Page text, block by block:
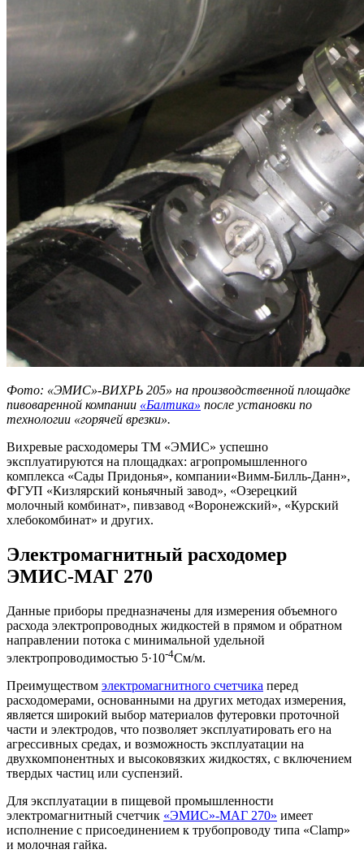
Фото: «ЭМИС»-ВИХРЬ 205» на производственной площадке
пивоваренной компании «Балтика» после установки по
технологии «горячей врезки».
Вихревые расходомеры ТМ «ЭМИС» успешно
эксплуатируются на площадках: агропромышленного
комплекса «Сады Придонья», компании«Вимм-Билль-Данн»,
ФГУП «Кизлярский коньячный завод», «Озерецкий
молочный комбинат», пивзавод «Воронежский», «Курский
хлебокомбинат» и других.
Электромагнитный расходомер
ЭМИС-МАГ 270
Данные приборы предназначены для измерения объемного
расхода электропроводных жидкостей в прямом и обратном
направлении потока с минимальной удельной
электропроводимостью 5·10-4См/м.
Преимуществом электромагнитного счетчика перед
расходомерами, основанными на других методах измерения,
является широкий выбор материалов футеровки проточной
части и электродов, что позволяет эксплуатировать его на
агрессивных средах, и возможность эксплуатации на
двухкомпонентных и высоковязких жидкостях, с включением
твердых частиц или суспензий.
Для эксплуатации в пищевой промышленности
электромагнитный счетчик «ЭМИС»-МАГ 270» имеет
исполнение с присоединением к трубопроводу типа «Clаmp»
и молочная гайка.